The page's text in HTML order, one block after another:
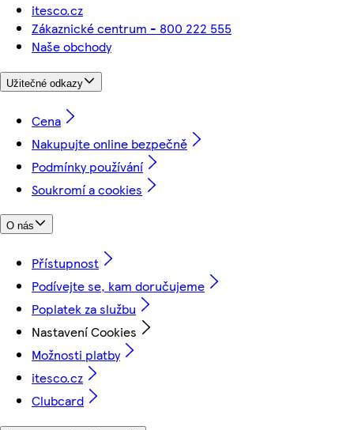
itesco.cz
Zákaznické centrum - 800 222 555
Naše obchody
Užitečné odkazy
Cena
Nakupujte online bezpečně
Podmínky používání
Soukromí a cookies
O nás
Přístupnost
Podívejte se, kam doručujeme
Poplatek za službu
Nastavení Cookies
Možnosti platby
itesco.cz
Clubcard